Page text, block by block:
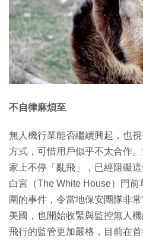
不自律麻煩至
無人機行業能否繼續興起，也
方式，可惜用戶似乎不太合作
家上不停「亂飛」，已經阻礙
白宮（The White House）門
圍的事件，令當地保安團隊非
美國，也開始收緊與監控無人
飛行的監管更加嚴格，目前在